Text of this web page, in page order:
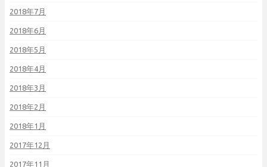
2018年7月
2018年6月
2018年5月
2018年4月
2018年3月
2018年2月
2018年1月
2017年12月
2017年11月